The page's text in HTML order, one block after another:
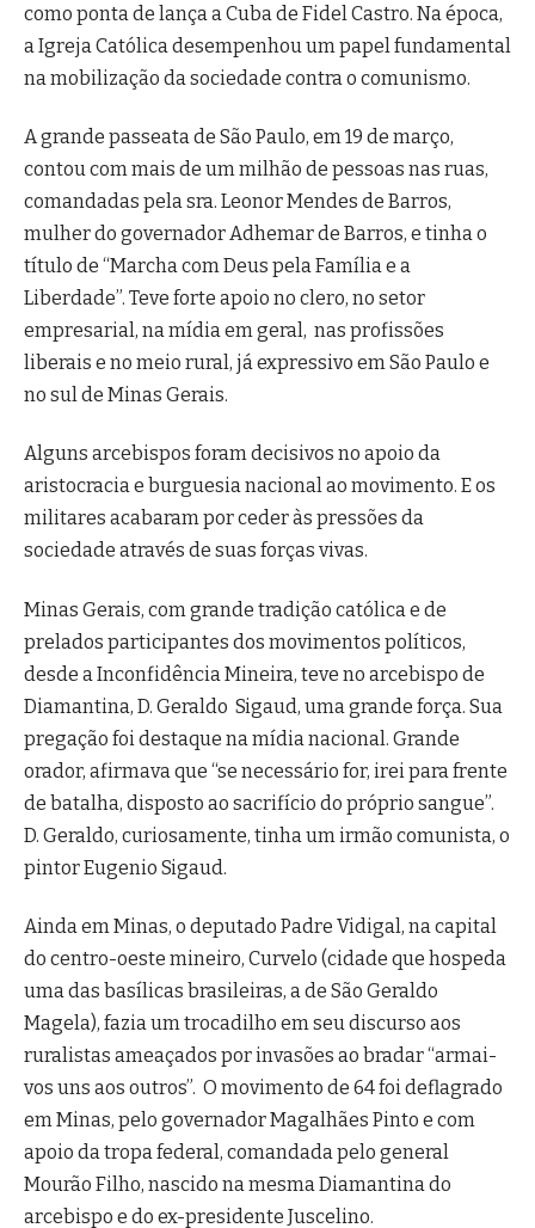
como ponta de lança a Cuba de Fidel Castro. Na época,
a Igreja Católica desempenhou um papel fundamental
na mobilização da sociedade contra o comunismo.
A grande passeata de São Paulo, em 19 de março,
contou com mais de um milhão de pessoas nas ruas,
comandadas pela sra. Leonor Mendes de Barros,
mulher do governador Adhemar de Barros, e tinha o
título de “Marcha com Deus pela Família e a
Liberdade”. Teve forte apoio no clero, no setor
empresarial, na mídia em geral, nas profissões
liberais e no meio rural, já expressivo em São Paulo e
no sul de Minas Gerais.
Alguns arcebispos foram decisivos no apoio da
aristocracia e burguesia nacional ao movimento. E os
militares acabaram por ceder às pressões da
sociedade através de suas forças vivas.
Minas Gerais, com grande tradição católica e de
prelados participantes dos movimentos políticos,
desde a Inconfidência Mineira, teve no arcebispo de
Diamantina, D. Geraldo Sigaud, uma grande força. Sua
pregação foi destaque na mídia nacional. Grande
orador, afirmava que “se necessário for, irei para frente
de batalha, disposto ao sacrifício do próprio sangue”.
D. Geraldo, curiosamente, tinha um irmão comunista, o
pintor Eugenio Sigaud.
Ainda em Minas, o deputado Padre Vidigal, na capital
do centro-oeste mineiro, Curvelo (cidade que hospeda
uma das basílicas brasileiras, a de São Geraldo
Magela), fazia um trocadilho em seu discurso aos
ruralistas ameaçados por invasões ao bradar “armai-
vos uns aos outros”. O movimento de 64 foi deflagrado
em Minas, pelo governador Magalhães Pinto e com
apoio da tropa federal, comandada pelo general
Mourão Filho, nascido na mesma Diamantina do
arcebispo e do ex-presidente Juscelino.